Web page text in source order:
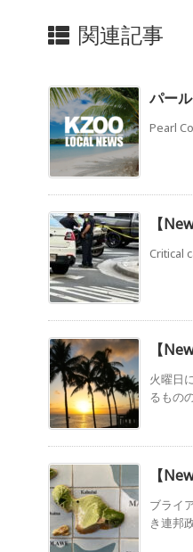
関連記事
パー
Pearl
【
Critical
【
火曜日
るもの
【
ブライ
き連邦